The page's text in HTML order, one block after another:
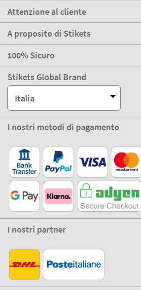
Attenzione al cliente
A proposito di Stikets
100% Sicuro
Stikets Global Brand
Italia
I nostri metodi di pagamento
I nostri partner